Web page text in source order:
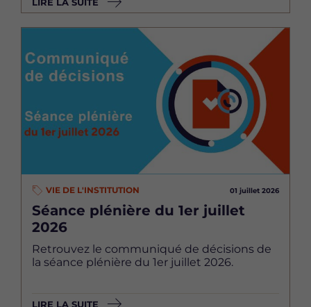
VIE DE L'INSTITUTION 01 juillet 2026
Séance plénière du 1er juillet
2026
Retrouvez le communiqué de décisions de
la séance plénière du 1er juillet 2026.
LIRE LA SUITE